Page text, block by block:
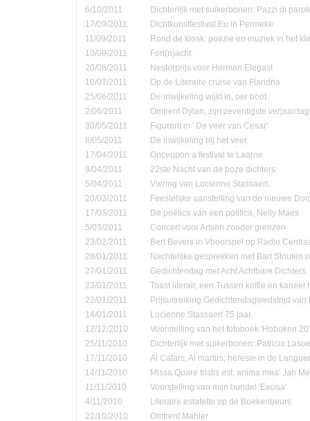
6/10/2011
Dichterlijk met suikerbonen: Pazzi di
17/09/2011
Dichtkunstfestival.Eu in Permeke
11/09/2011
Rond de kiosk: poëzie en muziek in het
10/09/2011
Fort(n)acht
20/08/2011
Nestorprijs voor Herman Elegast
10/07/2011
Op de Literaire cruise van Flandria
25/06/2011
De inwijkeling wijkt in, per boot.
2/06/2011
Omtrent Dylan, zijn zeventigste verjaardag
30/05/2011
Figurant in ' De veer van Cesar'
8/05/2011
De inwijkeling bij het veer.
17/04/2011
Onceupon a festival te Laarne
9/04/2011
22ste Nacht van de boze dichters
5/04/2011
Viering van Lucienne Stassaert.
20/03/2011
Feestelijke aanstelling van de nieuwe
17/03/2011
De poëtica van een politica, Nelly Maes
5/03/2011
Concert voor Artsen zonder grenzen
23/02/2011
Bert Bevers in Vhoorspel op Radio
28/01/2011
Nachtelijke gesprekken met Bart Stouten
27/01/2011
Gedichtendag met Acht Achtbare Dichters
23/01/2011
Toast literair, een Tussen koffie en kaneel
22/01/2011
Prijsuitreiking Gedichtendagwedstrijd van
14/01/2011
Lucienne Stassaert 75 jaar.
12/12/2010
Voorstelling van het fotoboek 'Hoboken
25/11/2010
Dichterlijk met suikerbonen: Patricia
17/11/2010
Al Catars, Al martirs; heresie in de
14/11/2010
Missa Quare tristis est, anima mea' Jan
11/11/2010
Voorstelling van mijn bundel 'Excisa'
4/11/2010
Literaire estafette op de Boekenbeurs
22/10/2010
Omtrent Mahler